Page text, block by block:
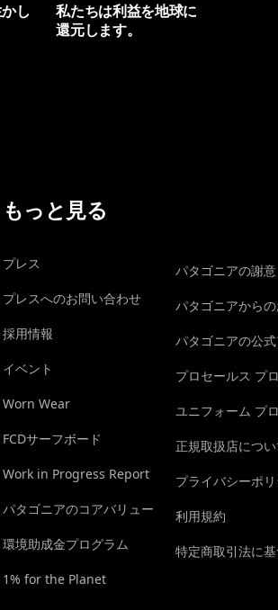
し
私たちは利益を地球に
還元します。
もっと見る
プレス
プレスへのお問い合わせ
採用情報
イベント
Worn Wear
FCDサーフボード
Work in Progress Report
パタゴニアのコアバリュー
環境助成金プログラム
1% for the Planet
パタゴニアの謝意
パタゴニアから
パタゴニアの公式
プロセールス プ
ユニフォーム プ
正規取扱店につい
プライバシーポ
利用規約
特定商取引法に